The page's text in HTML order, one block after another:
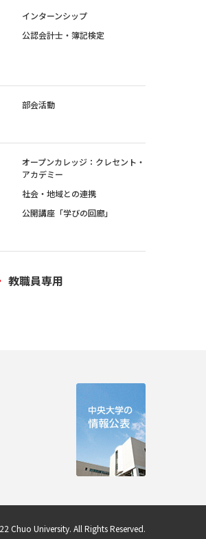
インターンシップ
公認会計士・簿記検定
部会活動
オープンカレッジ：クレセント・
アカデミー
社会・地域との連携
公開講座「学びの回廊」
教職員専用
Chuo University. All Rights Reserved.